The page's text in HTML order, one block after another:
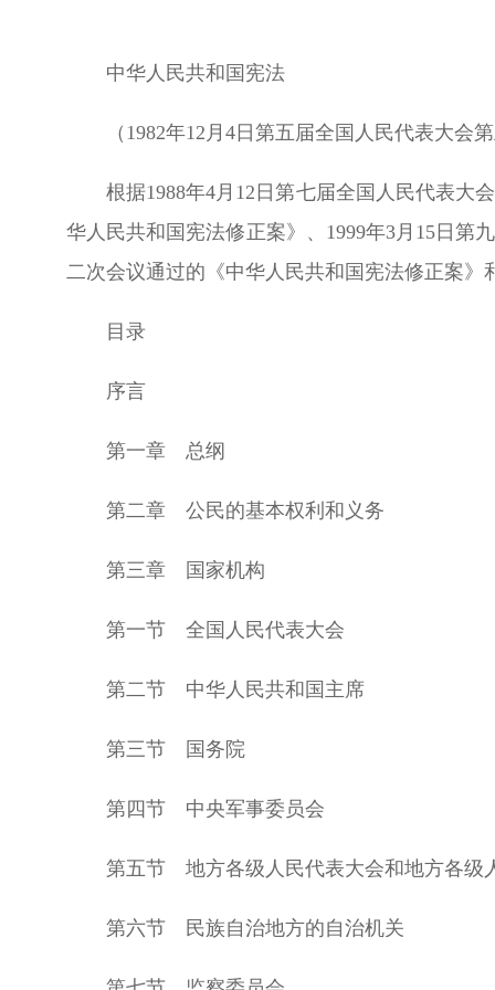
中华人民共和国宪法
（1982年12月4日第五届全国人民代表大
根据1988年4月12日第七届全国人民代表大
华人民共和国宪法修正案》、1999年3月15日第
二次会议通过的《中华人民共和国宪法修正案
目录
序言
第一章 总纲
第二章 公民的基本权利和义务
第三章 国家机构
第一节 全国人民代表大会
第二节 中华人民共和国主席
第三节 国务院
第四节 中央军事委员会
第五节 地方各级人民代表大会和地方各级
第六节 民族自治地方的自治机关